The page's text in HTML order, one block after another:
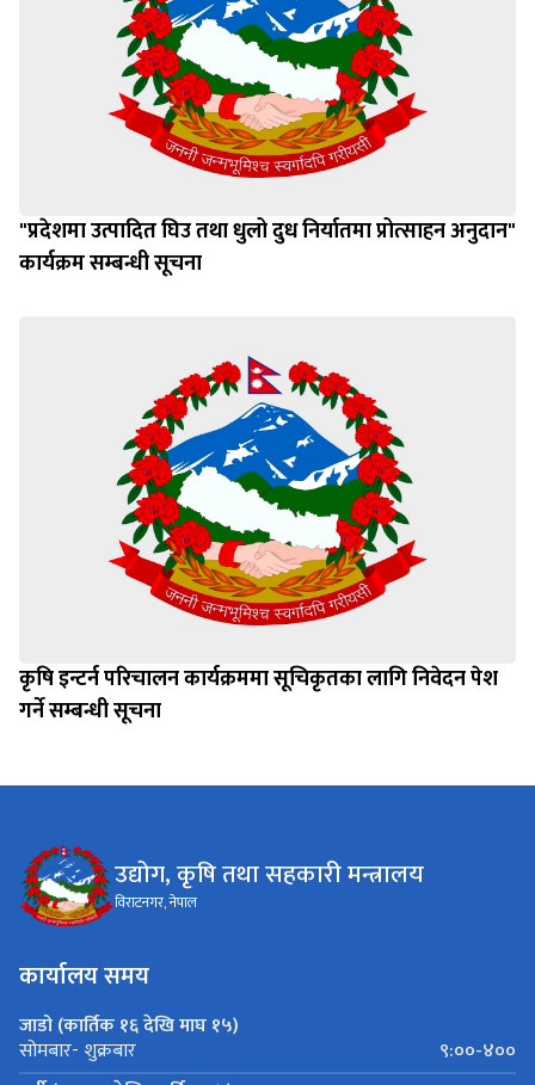
"प्रदेशमा उत्पादित घिउ तथा धुलो दुध निर्यातमा प्रोत्साहन अनुदान"
कार्यक्रम सम्बन्धी सूचना
कृषि इन्टर्न परिचालन कार्यक्रममा सूचिकृतका लागि निवेदन पेश
गर्ने सम्बन्धी सूचना
उद्योग, कृषि तथा सहकारी मन्त्रालय
विराटनगर, नेपाल
कार्यालय समय
जाडो (कार्तिक १६ देखि माघ १५)
सोमबार- शुक्रबार
९:००-४००